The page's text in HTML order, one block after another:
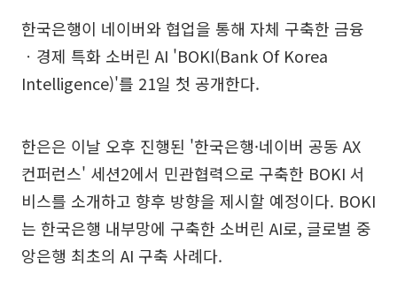
한국은행이 네이버와 협업을 통해 자체 구축한 금융
ㆍ경제 특화 소버린 AI 'BOKI(Bank Of Korea
Intelligence)'를 21일 첫 공개한다.
한은은 이날 오후 진행된 '한국은행·네이버 공동 AX
컨퍼런스' 세션2에서 민관협력으로 구축한 BOKI 서
비스를 소개하고 향후 방향을 제시할 예정이다. BOKI
는 한국은행 내부망에 구축한 소버린 AI로, 글로벌 중
앙은행 최초의 AI 구축 사례다.